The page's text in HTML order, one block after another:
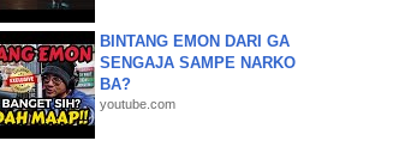
BINTANG EMON DARI GA
SENGAJA SAMPE NARKO
BA?
youtube.com